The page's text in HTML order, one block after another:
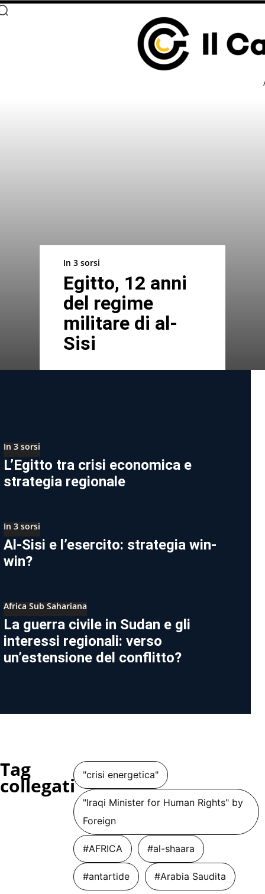
In 3 sorsi
Egitto, 12 anni
del regime
militare di al-
Sisi
In 3 sorsi
L’Egitto tra crisi economica e
strategia regionale
In 3 sorsi
Al-Sisi e l’esercito: strategia win-
win?
Africa Sub Sahariana
La guerra civile in Sudan e gli
interessi regionali: verso
un’estensione del conflitto?
Tag
collegati "crisi energetica"
"Iraqi Minister for Human Rights" by
Foreign
#AFRICA #al-shaara
#antartide #Arabia Saudita